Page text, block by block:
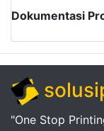
Dokumentasi
"One Stop